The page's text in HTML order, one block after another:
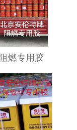
阻燃专用胶